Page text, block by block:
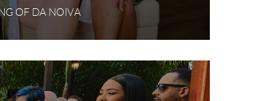
OF DA NOIVA